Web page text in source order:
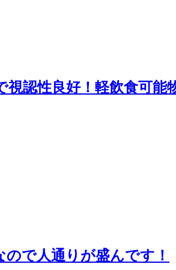
認性良好！軽飲食可能
で人通りが盛んです！